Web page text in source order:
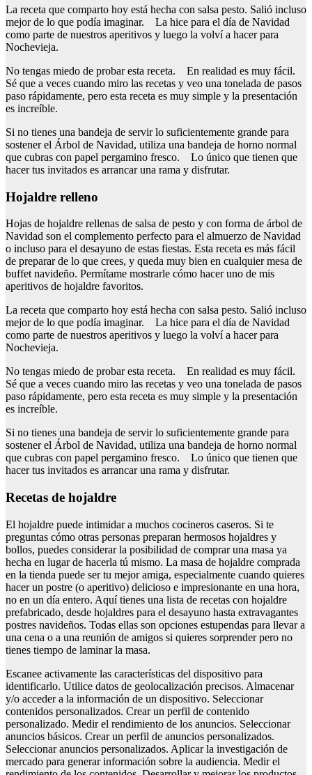
La receta que comparto hoy está hecha con salsa pesto. Salió incluso
mejor de lo que podía imaginar. La hice para el día de Navidad
como parte de nuestros aperitivos y luego la volví a hacer para
Nochevieja.
No tengas miedo de probar esta receta. En realidad es muy fácil.
Sé que a veces cuando miro las recetas y veo una tonelada de pasos
paso rápidamente, pero esta receta es muy simple y la presentación
es increíble.
Si no tienes una bandeja de servir lo suficientemente grande para
sostener el Árbol de Navidad, utiliza una bandeja de horno normal
que cubras con papel pergamino fresco. Lo único que tienen que
hacer tus invitados es arrancar una rama y disfrutar.
Hojaldre relleno
Hojas de hojaldre rellenas de salsa de pesto y con forma de árbol de
Navidad son el complemento perfecto para el almuerzo de Navidad
o incluso para el desayuno de estas fiestas. Esta receta es más fácil
de preparar de lo que crees, y queda muy bien en cualquier mesa de
buffet navideño. Permítame mostrarle cómo hacer uno de mis
aperitivos de hojaldre favoritos.
La receta que comparto hoy está hecha con salsa pesto. Salió incluso
mejor de lo que podía imaginar. La hice para el día de Navidad
como parte de nuestros aperitivos y luego la volví a hacer para
Nochevieja.
No tengas miedo de probar esta receta. En realidad es muy fácil.
Sé que a veces cuando miro las recetas y veo una tonelada de pasos
paso rápidamente, pero esta receta es muy simple y la presentación
es increíble.
Si no tienes una bandeja de servir lo suficientemente grande para
sostener el Árbol de Navidad, utiliza una bandeja de horno normal
que cubras con papel pergamino fresco. Lo único que tienen que
hacer tus invitados es arrancar una rama y disfrutar.
Recetas de hojaldre
El hojaldre puede intimidar a muchos cocineros caseros. Si te
preguntas cómo otras personas preparan hermosos hojaldres y
bollos, puedes considerar la posibilidad de comprar una masa ya
hecha en lugar de hacerla tú mismo. La masa de hojaldre comprada
en la tienda puede ser tu mejor amiga, especialmente cuando quieres
hacer un postre (o aperitivo) delicioso e impresionante en una hora,
no en un día entero. Aquí tienes una lista de recetas con hojaldre
prefabricado, desde hojaldres para el desayuno hasta extravagantes
postres navideños. Todas ellas son opciones estupendas para llevar a
una cena o a una reunión de amigos si quieres sorprender pero no
tienes tiempo de laminar la masa.
Escanee activamente las características del dispositivo para
identificarlo. Utilice datos de geolocalización precisos. Almacenar
y/o acceder a la información de un dispositivo. Seleccionar
contenidos personalizados. Crear un perfil de contenido
personalizado. Medir el rendimiento de los anuncios. Seleccionar
anuncios básicos. Crear un perfil de anuncios personalizados.
Seleccionar anuncios personalizados. Aplicar la investigación de
mercado para generar información sobre la audiencia. Medir el